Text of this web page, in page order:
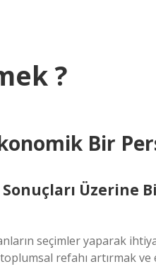
?
Bir
Sonuçları Üzerine
seçimler yaparak
refahı artırmak